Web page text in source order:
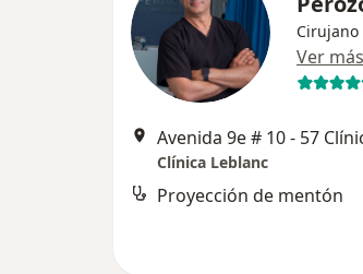
Ver más
Clínica Leblanc
Proyección de mentón